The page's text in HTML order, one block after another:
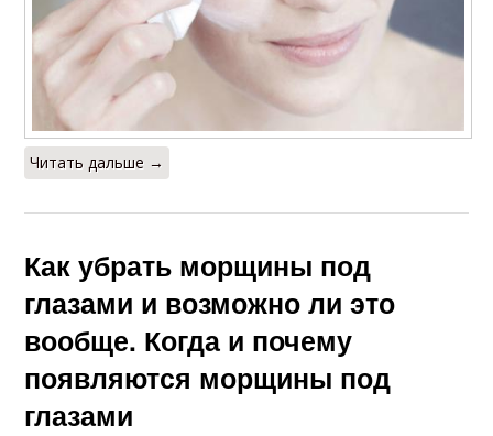
Читать дальше →
Как убрать морщины под
глазами и возможно ли это
вообще. Когда и почему
появляются морщины под
глазами